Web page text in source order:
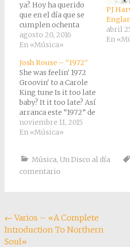
ya?. Hoy ha querido
que en el día que se
cumplen ochenta
años del vil asesinato
de, probablemente, el
ha dado nuestro país,
tenga que hablar de
un disco que conocí
gracias a la
adaptación de uno
de…
agosto 20, 2016
En «Música»
PJ
abril
En
Josh Rouse – “1972”
She was feelin' 1972
Groovin' to a Carole
King tune Is it too late
baby? It it too late? Así
arranca este “1972” de
Josh Rouse su cuarto
disco, el primero que
en Rockdelux, estos
primeros versos no
noviembre 11, 2015
En «Música»
Música, Un Disco al día
comentario
Navegación
de
← Varios – «A Complete
Introduction To Northern
Soul»